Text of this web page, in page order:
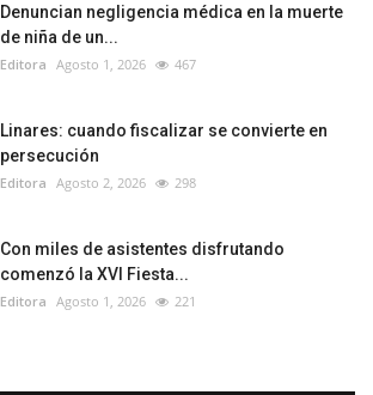
Denuncian negligencia médica en la muerte
de niña de un...
Editora Agosto 1, 2026 467
Linares: cuando fiscalizar se convierte en
persecución
Editora Agosto 2, 2026 298
Con miles de asistentes disfrutando
comenzó la XVI Fiesta...
Editora Agosto 1, 2026 221